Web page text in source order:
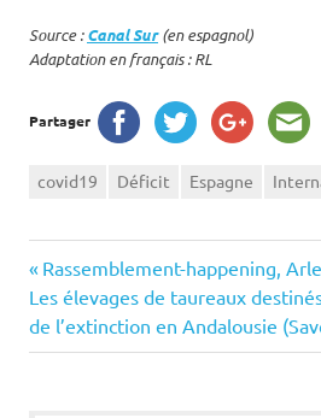
Source :Canal Sur(en espagnol)
Adaptation en français : RL
Partager
covid19 Déficit Espagne
Navigation
de
Previous
Post:
Rassemblement-happening,
Next
Post:
Les élevages de taureaux
de l’extinction en Andalousie